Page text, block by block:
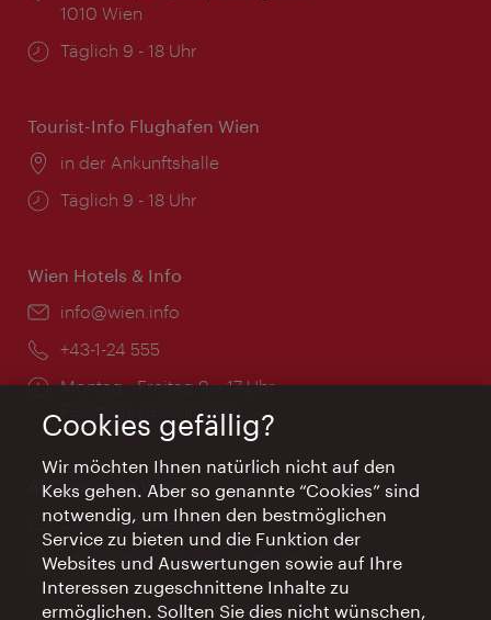
1010 Wien
Öffnungszeiten:
Täglich 9 - 18 Uhr
Tourist-Info Flughafen Wien
Ort:
in der Ankunftshalle
Öffnungszeiten:
Täglich 9 - 18 Uhr
Wien Hotels & Info
Email:
info@wien.info
Telefon:
+43-1-24 555
Öffnungszeiten:
Montag - Freitag 9 – 17 Uhr
Feiertags geschlossen
AI Concierge Wien
Ort:
concierge.wien.info
Öffnungszeiten:
Informationen rund um die Uhr
Cookies gefällig?
Wir möchten Ihnen natürlich nicht auf den
Keks gehen. Aber so genannte “Cookies” sind
notwendig, um Ihnen den bestmöglichen
Service zu bieten und die Funktion der
Websites und Auswertungen sowie auf Ihre
Interessen zugeschnittene Inhalte zu
ermöglichen. Sollten Sie dies nicht wünschen,